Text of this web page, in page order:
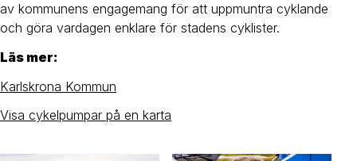
av kommunens engagemang för att uppmuntra cyklande
och göra vardagen enklare för stadens cyklister.
Läs mer:
Karlskrona Kommun
Visa cykelpumpar på en karta